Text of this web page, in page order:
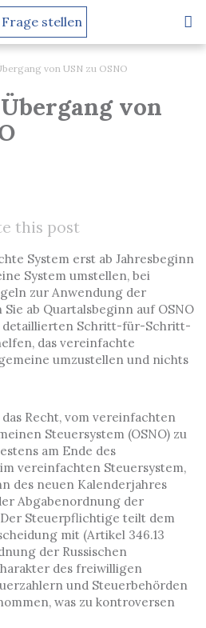
Frage stellen
von USN zu OSNO
von
this post
System erst ab Jahresbeginn
System umstellen, bei
zur Anwendung der
ab Quartalsbeginn auf OSNO
detaillierten Schritt-für-Schritt-
das vereinfachte
umzustellen und nichts
Recht, vom vereinfachten
Steuersystem (OSNO) zu
am Ende des
vereinfachten Steuersystem,
des neuen Kalenderjahres
Abgabenordnung der
Steuerpflichtige teilt dem
mit (Artikel 346.13
der Russischen
des freiwilligen
und Steuerbehörden
was zu kontroversen